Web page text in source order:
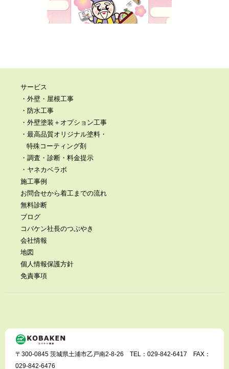
サービス
・外壁・屋根工事
・防水工事
・外壁塗装＋オプション工事
・最高品質オリジナル塗料・
特殊コーティング剤
・調査・診断・料金提示
・ヤネカベラボ
施工事例
お問合せから着工までの流れ
無料診断
ブログ
コバケン社長のつぶやき
会社情報
地図
個人情報保護方針
免責事項
〒300-0845 茨城県土浦市乙戸南2-8-26 TEL：029-842-6417 FAX：
029-842-6476